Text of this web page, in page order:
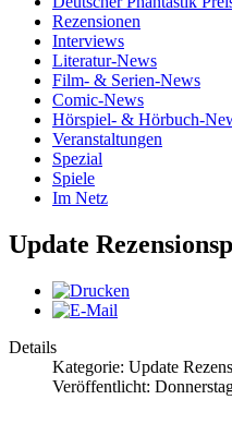
Rezensionen
Interviews
Literatur-News
Film- & Serien-News
Comic-News
Hörspiel- & Hörbuch-
Veranstaltungen
Spezial
Spiele
Im Netz
Update
Details
Kategorie: Update
Veröffentlicht: